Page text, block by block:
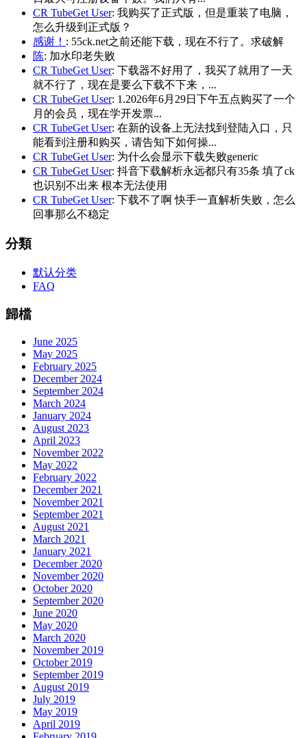
CR TubeGet User: 我购买了正式版，但是重装了电脑，
怎么升级到正式版？
感谢！ : 55ck.net之前还能下载，现在不行了。求破解
陈: 加水印老失败
CR TubeGet User: 下载器不好用了，我买了就用了一天
就不行了，现在是要么下载不下来，...
CR TubeGet User: 1.2026年6月29日下午五点购买了一个
月的会员，现在学开发票...
CR TubeGet User: 在新的设备上无法找到登陆入口，只
能看到注册和购买，请告知下如何操...
CR TubeGet User: 为什么会显示下载失败generic
CR TubeGet User: 抖音下载解析永远都只有35条 填了ck
也识别不出来 根本无法使用
CR TubeGet User: 下载不了啊 快手一直解析失败，怎么
回事那么不稳定
分類
默认分类
FAQ
歸檔
June 2025
May 2025
February 2025
December 2024
September 2024
March 2024
January 2024
August 2023
April 2023
November 2022
May 2022
February 2022
December 2021
November 2021
September 2021
August 2021
March 2021
January 2021
December 2020
November 2020
October 2020
September 2020
June 2020
May 2020
March 2020
November 2019
October 2019
September 2019
August 2019
July 2019
May 2019
April 2019